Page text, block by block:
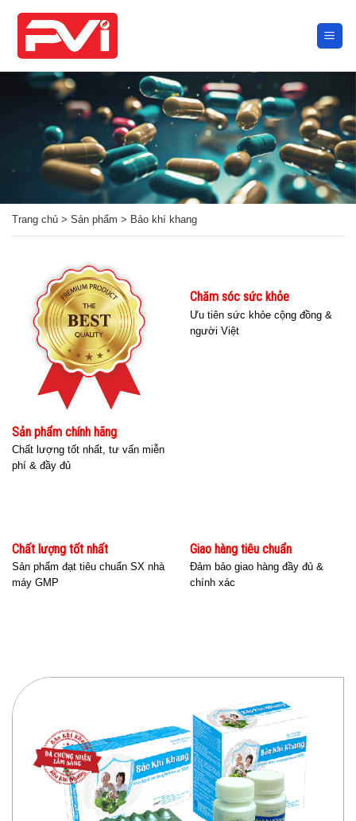
content
Trang chủ > Sản phẩm > Bảo khí khang
Sản phẩm chính hãng
Chất lượng tốt nhất, tư vấn miễn
phí & đầy đủ
Chăm sóc sức khỏe
Ưu tiên sức khỏe cộng đồng &
người Việt
Chất lượng tốt nhất
Sản phẩm đạt tiêu chuẩn SX nhà
máy GMP
Giao hàng tiêu chuẩn
Đảm bảo giao hàng đầy đủ &
chính xác